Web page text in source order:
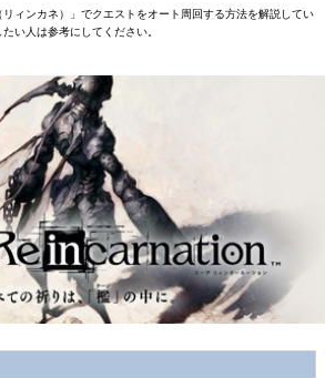
リィンカネ）」でクエストをオート周回する方法を解説してい
い人は参考にしてください。